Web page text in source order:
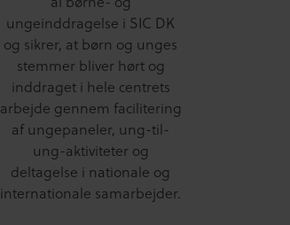
ungeinddragelse i SIC DK
og sikrer, at børn og unges
stemmer bliver hørt og
inddraget i hele centrets
arbejde gennem facilitering
af ungepaneler, ung-til-
ung-aktiviteter og
deltagelse i nationale og
internationale samarbejder.